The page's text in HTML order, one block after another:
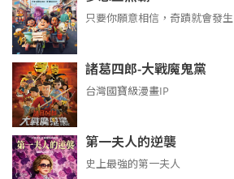
只要你願意相信，奇蹟就會發生
諸葛四郎-大戰魔鬼黨
台灣國寶級漫畫IP
第一夫人的逆襲
史上最強的第一夫人